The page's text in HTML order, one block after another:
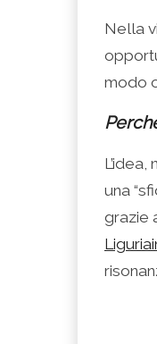
Nella
modo
una
grazie